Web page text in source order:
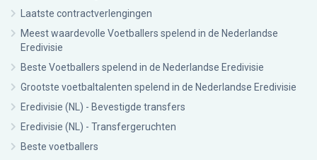
Laatste contractverlengingen
Meest waardevolle Voetballers spelend in de Nederlandse
Eredivisie
Beste Voetballers spelend in de Nederlandse Eredivisie
Grootste voetbaltalenten spelend in de Nederlandse Eredivisie
Eredivisie (NL) - Bevestigde transfers
Eredivisie (NL) - Transfergeruchten
Beste voetballers